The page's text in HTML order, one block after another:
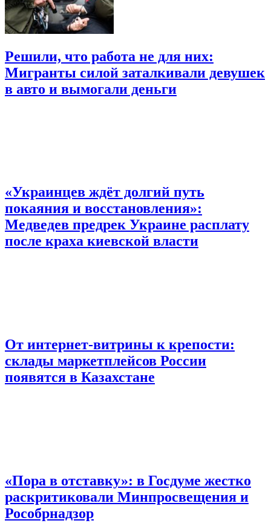
Решили, что работа не для них:
Мигранты силой заталкивали девушек
в авто и вымогали деньги
«Украинцев ждёт долгий путь
покаяния и восстановления»:
Медведев предрек Украине расплату
после краха киевской власти
От интернет-витрины к крепости:
склады маркетплейсов России
появятся в Казахстане
«Пора в отставку»: в Госдуме жестко
раскритиковали Минпросвещения и
Рособрнадзор